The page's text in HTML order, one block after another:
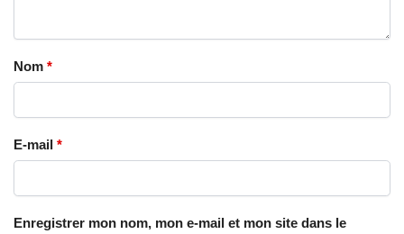
Nom *
E-mail *
Enregistrer mon nom, mon e-mail et mon site dans le